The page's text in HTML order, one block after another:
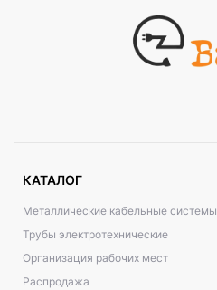
КАТАЛОГ
Металлические кабельные системы
Трубы электротехнические
Организация рабочих мест
Распродажа